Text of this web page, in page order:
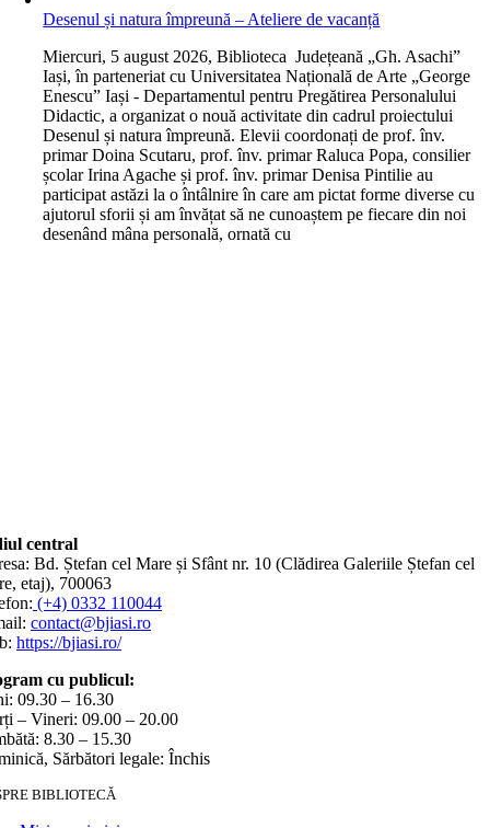
Desenul și natura împreună – Ateliere de vacanță
Miercuri, 5 august 2026, Biblioteca Județeană „Gh. Asachi”
Iași, în parteneriat cu Universitatea Națională de Arte „George
Enescu” Iași - Departamentul pentru Pregătirea Personalului
Didactic, a organizat o nouă activitate din cadrul proiectului
Desenul și natura împreună. Elevii coordonați de prof. înv.
primar Doina Scutaru, prof. înv. primar Raluca Popa, consilier
școlar Irina Agache și prof. înv. primar Denisa Pintilie au
participat astăzi la o întâlnire în care am pictat forme diverse cu
ajutorul sforii și am învățat să ne cunoaștem pe fiecare din noi
desenând mâna personală, ornată cu
central
Bd. Ștefan cel Mare și Sfânt nr. 10 (Clădirea Galeriile Ștefan cel
etaj), 700063
(+4) 0332 110044
contact@bjiasi.ro
https://bjiasi.ro/
cu publicul:
09.30 – 16.30
– Vineri: 09.00 – 20.00
8.30 – 15.30
Sărbători legale: Închis
BIBLIOTECĂ